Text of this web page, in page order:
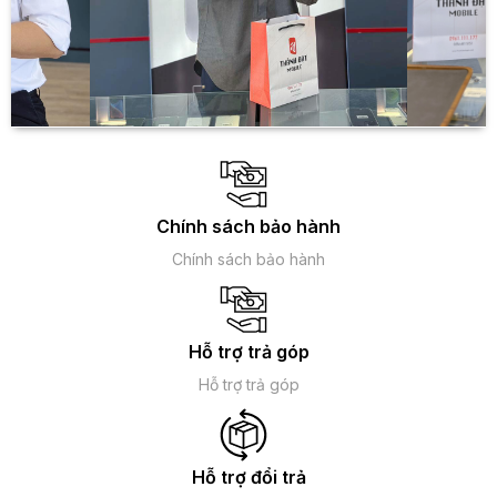
cầm nắm với độ dày chỉ 7,9mm và nặng 181g, cho bạn sự
nhẹ nhàng, dễ dàng di chuyển và sử dụng lâu dài không bị
mỏi tay. Đồng thời, sản phẩm cũng được trang bị jack tai
nghe 3.5mm, cho phép người dùng thuận tiện kết nối với các
thiết bị âm thanh ngoài hoặc tai nghe độc lập. Với chất liệu
thương khi va chạm, giúp bảo vệ tốt cho thiết bị bên trong.
Chính sách bảo hành
Chính sách bảo hành
Hỗ trợ trả góp
Hỗ trợ trả góp
Hỗ trợ đổi trả